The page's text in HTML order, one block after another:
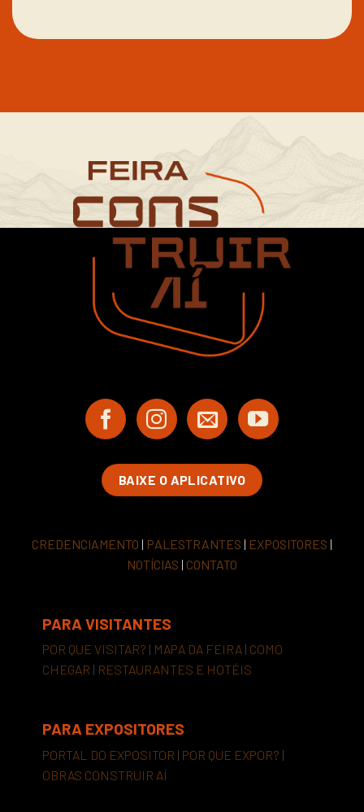
BAIXE O APLICATIVO
CREDENCIAMENTO | PALESTRANTES | EXPOSITORES |
NOTÍCIAS | CONTATO
PARA VISITANTES
POR QUE VISITAR? | MAPA DA FEIRA | COMO
CHEGAR | RESTAURANTES E HOTÉIS
PARA EXPOSITORES
PORTAL DO EXPOSITOR | POR QUE EXPOR? |
OBRAS CONSTRUIR AÍ